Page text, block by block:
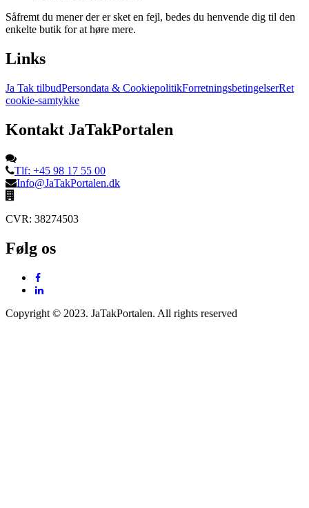
Såfremt du mener der er sket en fejl, bedes du henvende dig til den
enkelte butik for at høre mere.
Links
Ja Tak tilbudPersondata & CookiepolitikForretningsbetingelserRet
cookie-samtykke
Kontakt JaTakPortalen
Tlf: +45 98 17 55 00
Info@JaTakPortalen.dk
CVR: 38274503
Følg os
Copyright © 2023. JaTakPortalen. All rights reserved